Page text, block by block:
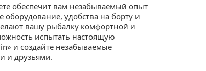
обеспечит вам незабываемый опыт
оборудование, удобства на борту и
вашу рыбалку комфортной и
испытать настоящую
и создайте незабываемые
и друзьями.